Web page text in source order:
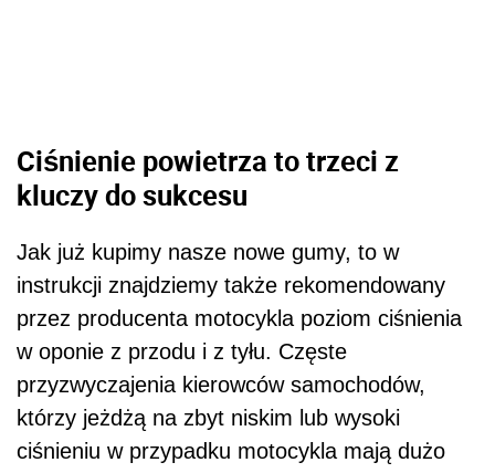
Ciśnienie powietrza to trzeci z
kluczy do sukcesu
Jak już kupimy nasze nowe gumy, to w
instrukcji znajdziemy także rekomendowany
przez producenta motocykla poziom ciśnienia
w oponie z przodu i z tyłu. Częste
przyzwyczajenia kierowców samochodów,
którzy jeżdżą na zbyt niskim lub wysoki
ciśnieniu w przypadku motocykla mają dużo